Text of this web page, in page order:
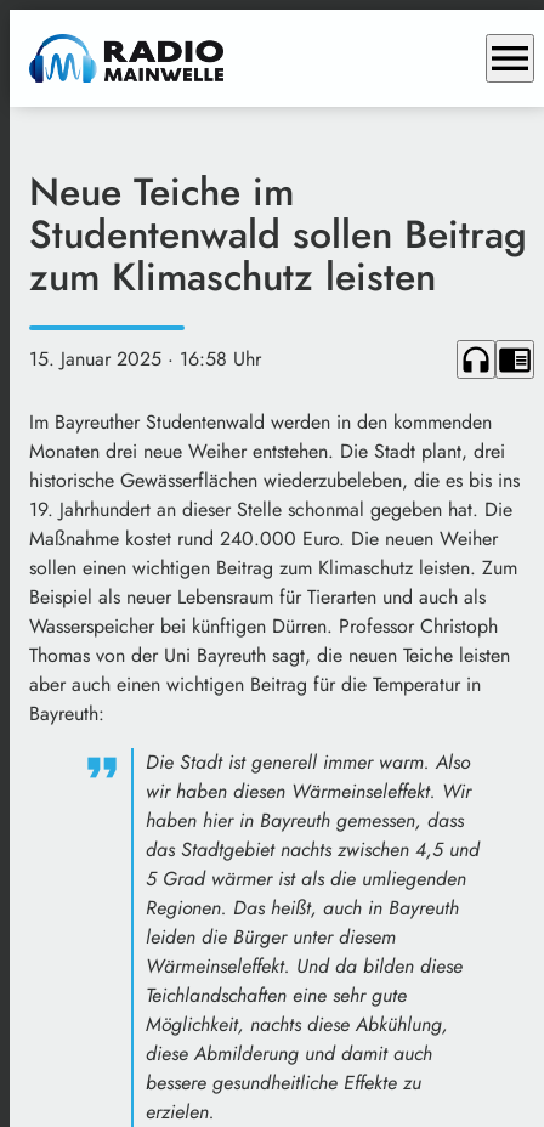
menu
Neue Teiche im
Studentenwald sollen Beitrag
zum Klimaschutz leisten
15. Januar 2025 · 16:58 Uhr headphones chrome_reader_mode
Im Bayreuther Studentenwald werden in den kommenden
Monaten drei neue Weiher entstehen. Die Stadt plant, drei
historische Gewässerflächen wiederzubeleben, die es bis ins
19. Jahrhundert an dieser Stelle schonmal gegeben hat. Die
Maßnahme kostet rund 240.000 Euro. Die neuen Weiher
sollen einen wichtigen Beitrag zum Klimaschutz leisten. Zum
Beispiel als neuer Lebensraum für Tierarten und auch als
Wasserspeicher bei künftigen Dürren. Professor Christoph
Thomas von der Uni Bayreuth sagt, die neuen Teiche leisten
aber auch einen wichtigen Beitrag für die Temperatur in
Bayreuth:
Die Stadt ist generell immer warm. Also
wir haben diesen Wärmeinseleffekt. Wir
haben hier in Bayreuth gemessen, dass
das Stadtgebiet nachts zwischen 4,5 und
5 Grad wärmer ist als die umliegenden
Regionen. Das heißt, auch in Bayreuth
leiden die Bürger unter diesem
Wärmeinseleffekt. Und da bilden diese
Teichlandschaften eine sehr gute
Möglichkeit, nachts diese Abkühlung,
diese Abmilderung und damit auch
bessere gesundheitliche Effekte zu
erzielen.